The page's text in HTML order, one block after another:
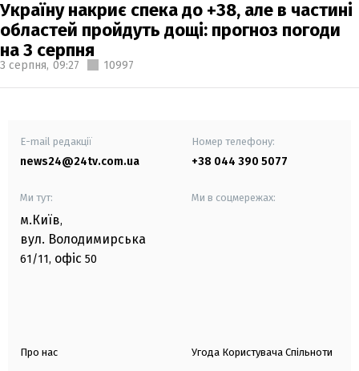
Україну накриє спека до +38, але в частині
областей пройдуть дощі: прогноз погоди
на 3 серпня
3 серпня, 09:27 10997
E-mail редакції
news24@24tv.com.ua
Номер телефону:
+38 044 390 5077
Ми тут:
м.Київ,
вул. Володимирська
61/11, офіс 50
Ми в соцмережах:
Про нас Угода Користувача Спільноти